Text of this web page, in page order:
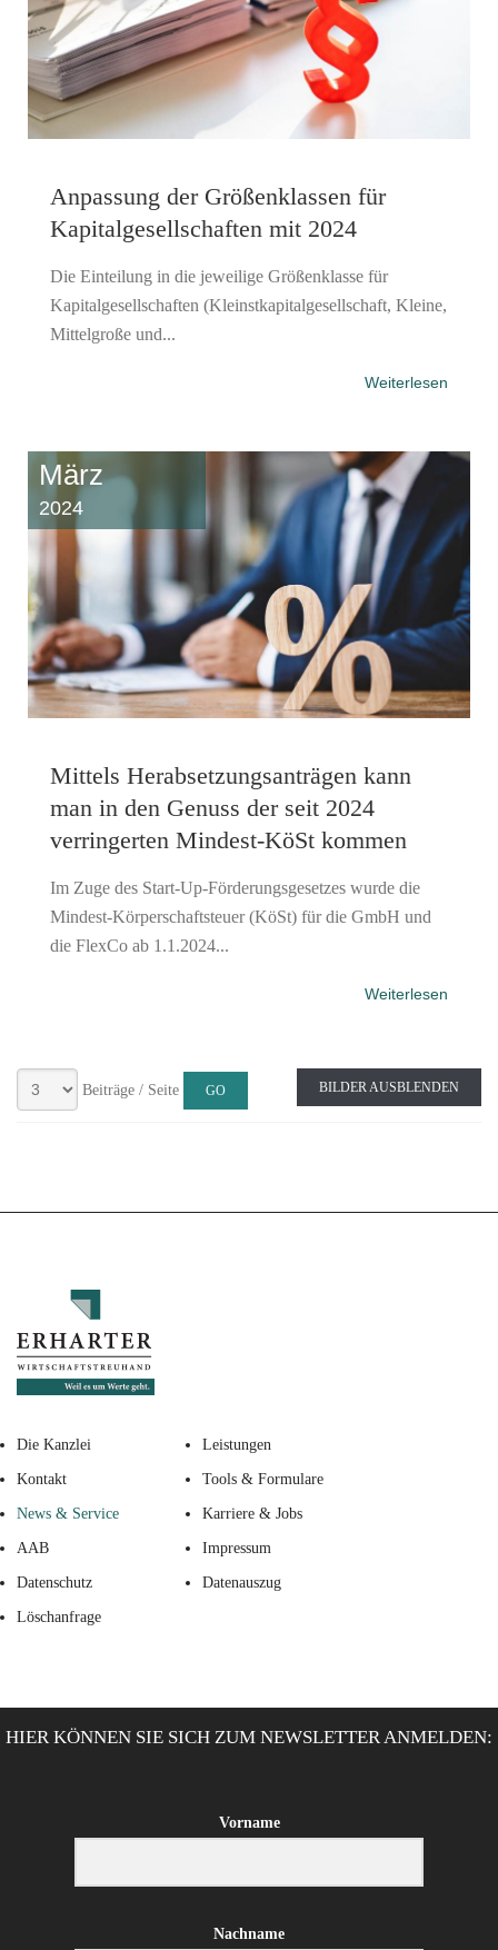
Anpassung der Größenklassen für
Kapitalgesellschaften mit 2024
Die Einteilung in die jeweilige Größenklasse für
Kapitalgesellschaften (Kleinstkapitalgesellschaft, Kleine,
Mittelgroße und...
Weiterlesen
März
2024
Mittels Herabsetzungsanträgen kann
man in den Genuss der seit 2024
verringerten Mindest-KöSt kommen
Im Zuge des Start-Up-Förderungsgesetzes wurde die
Mindest-Körperschaftsteuer (KöSt) für die GmbH und
die FlexCo ab 1.1.2024...
Weiterlesen
Beiträge / Seite BILDER AUSBLENDEN
Die Kanzlei Leistungen
Kontakt Tools & Formulare
News & Service Karriere & Jobs
AAB Impressum
Datenschutz Datenauszug
Löschanfrage
HIER KÖNNEN SIE SICH ZUM NEWSLETTER ANMELDEN:
Vorname
Nachname